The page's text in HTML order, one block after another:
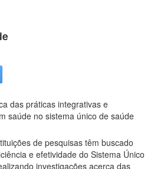
Abertos
das práticas integrativas e
saúde no sistema único de saúde
de pesquisas têm buscado
e efetividade do Sistema Único
investigações acerca das